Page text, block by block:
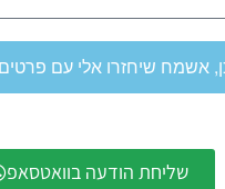
אשמח שיחזרו אלי עם
שליחת הודעה בוואטסאפ